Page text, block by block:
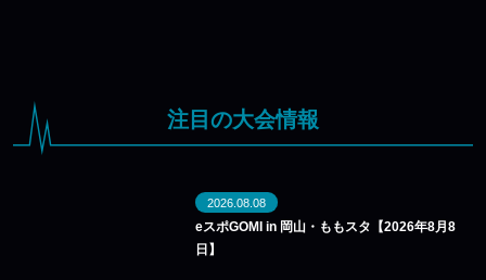
注目の大会情報
2026.08.08
eスポGOMI in 岡山・ももスタ【2026年8月8
日】